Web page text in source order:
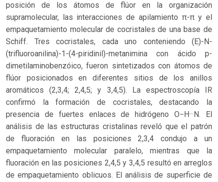
posición de los átomos de flúor en la organización
supramolecular, las interacciones de apilamiento π-π y el
empaquetamiento molecular de cocristales de una base de
Schiff. Tres cocristales, cada uno conteniendo (E)-N-
(trifluoroanilina)-1-(4-piridinil)-metanimina con ácido p-
dimetilaminobenzóico, fueron sintetizados con átomos de
flúor posicionados en diferentes sitios de los anillos
aromáticos (2,3,4; 2,4,5; y 3,4,5). La espectroscopía IR
confirmó la formación de cocristales, destacando la
presencia de fuertes enlaces de hidrógeno O−H···N. El
análisis de las estructuras cristalinas reveló que el patrón
de fluoración en las posiciones 2,3,4 condujo a un
empaquetamiento molecular paralelo, mientras que la
fluoración en las posiciones 2,4,5 y 3,4,5 resultó en arreglos
de empaquetamiento oblicuos. El análisis de superficie de